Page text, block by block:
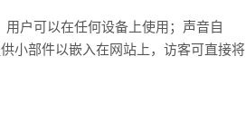
户可以在任何设备上使用；声音自
小部件以嵌入在网站上，访客可直接将